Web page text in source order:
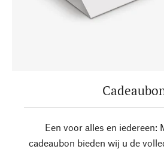
Een voor alles en iedereen:
cadeaubon bieden wij u de